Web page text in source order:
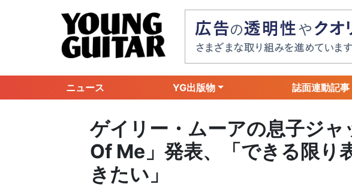
ニュース YG出版物 誌面連動記事
ゲイリー・ムーアの息子ジ
Of Me」発表、「できる限り
きたい」